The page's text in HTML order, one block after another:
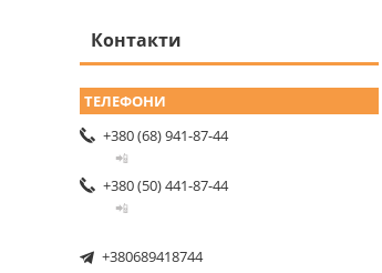
Контакти
+380 (68) 941-87-44
📲
+380 (50) 441-87-44
📲
+380689418744